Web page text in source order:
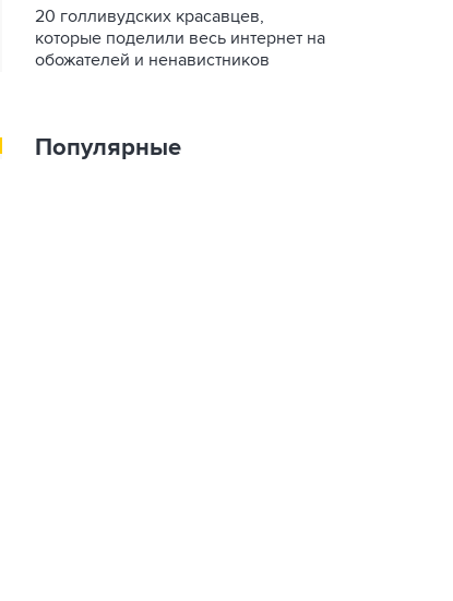
20 голливудских красавцев,
которые поделили весь интернет на
обожателей и ненавистников
Популярные